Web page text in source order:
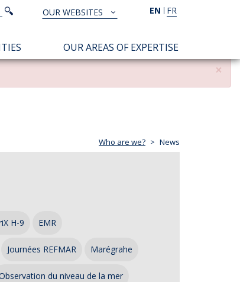
EN FR
TOUS
NOS
SITES
OUR WEBSITES
Search
Search
OUR AREAS OF EXPERTISE
×
Who are we? News
H-9 EMR
Journées REFMAR Marégrahe
du niveau de la mer